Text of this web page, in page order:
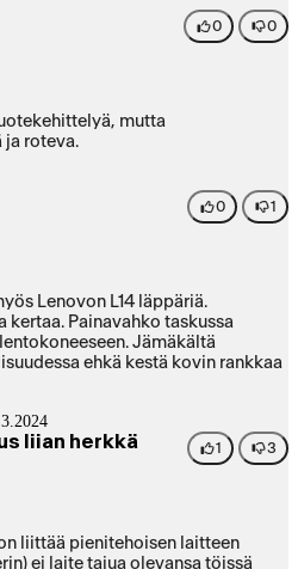
0 0
mutta
ja roteva.
0 1
Lenovon L14 läppäriä.
kertaa. Painavahko taskussa
Jämäkältä
ehkä kestä kovin rankkaa
liian herkkä 1 3
liittää pienitehoisen laitteen
ei laite tajua olevansa töissä